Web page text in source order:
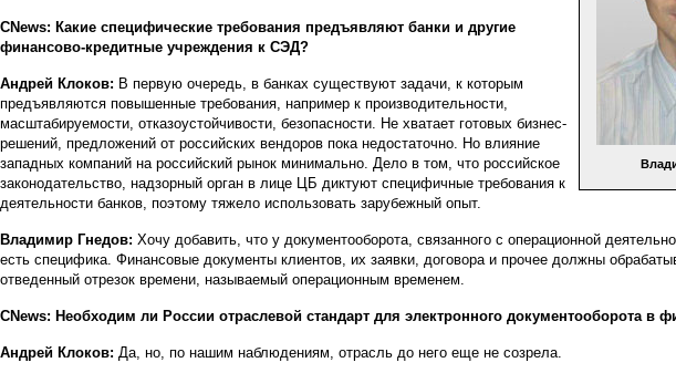
CNews: Какие специфические требования предъявляют банки и другие
финансово-кредитные учреждения к СЭД?
Андрей Клоков: В первую очередь, в банках существуют задачи, к которым
предъявляются повышенные требования, например к производительности,
масштабируемости, отказоустойчивости, безопасности. Не хватает готовых бизнес-
решений, предложений от российских вендоров пока недостаточно. Но влияние
западных компаний на российский рынок минимально. Дело в том, что российское
законодательство, надзорный орган в лице ЦБ диктуют специфичные требования к
деятельности банков, поэтому тяжело использовать зарубежный опыт.
Владимир Гнедов: Хочу добавить, что у документооборота, связанного с операционной
есть специфика. Финансовые документы клиентов, их заявки, договора и прочее должны
отведенный отрезок времени, называемый операционным временем.
CNews: Необходим ли России отраслевой стандарт для электронного документооборота в
Андрей Клоков: Да, но, по нашим наблюдениям, отрасль до него еще не созрела.